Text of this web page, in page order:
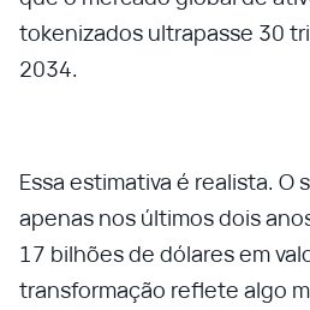
tokenizados ultrapasse 30
2034.
Essa estimativa é realista. O
apenas nos últimos dois
17 bilhões de dólares em
transformação reflete algo